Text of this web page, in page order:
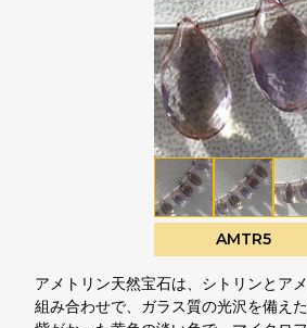
AMTR5
アメトリン天然宝石は、シトリンとア
組み合わせで、ガラス質の光沢を備え